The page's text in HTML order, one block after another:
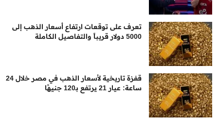
تعرف على توقعات ارتفاع أسعار الذهب إلى
5000 دولار قريباً والتفاصيل الكاملة
قفزة تاريخية لأسعار الذهب في مصر خلال 24
ساعة: عيار 21 يرتفع بـ120 جنيهًا